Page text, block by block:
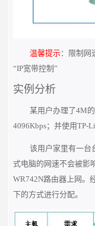
温馨提示：限制网
“IP宽带控制”
实例分析
某用户办理了4M
4096Kbps；并使用TP-
该用户家里有一台
式电脑的网速不会被影
WR742N路由器上网。
下的方式进行分配。